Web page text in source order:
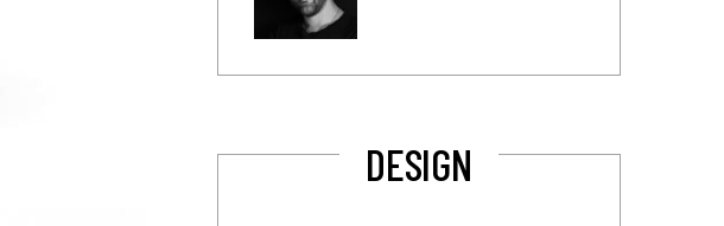
DESIGN